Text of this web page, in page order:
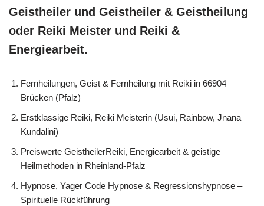
Geistheiler und Geistheiler & Geistheilung
oder Reiki Meister und Reiki &
Energiearbeit.
Fernheilungen, Geist & Fernheilung mit Reiki in 66904
Brücken (Pfalz)
Erstklassige Reiki, Reiki Meisterin (Usui, Rainbow, Jnana
Kundalini)
Preiswerte GeistheilerReiki, Energiearbeit & geistige
Heilmethoden in Rheinland-Pfalz
Hypnose, Yager Code Hypnose & Regressionshypnose –
Spirituelle Rückführung